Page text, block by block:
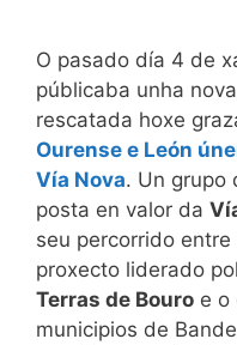
O pasado día 4 de
públicaba unha
rescatada hoxe
Ourense e León
Vía Nova. Un grupo
posta en valor da
seu percorrido
proxecto liderado
Terras de Bouro e o
municipios de